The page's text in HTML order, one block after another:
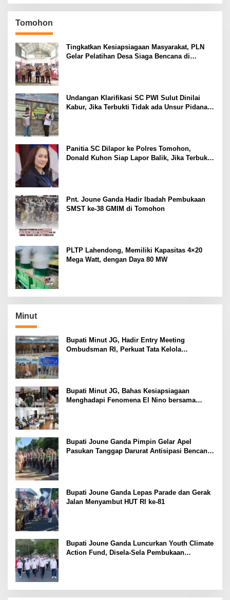
Tomohon
Tingkatkan Kesiapsiagaan Masyarakat, PLN
Gelar Pelatihan Desa Siaga Bencana di
Undangan Klarifikasi SC PWI Sulut Dinilai
Kabur, Jika Terbukti Tidak ada Unsur Pidana
Panitia SC Dilapor ke Polres Tomohon,
Donald Kuhon Siap Lapor Balik, Jika Terbukti
Pnt. Joune Ganda Hadir Ibadah Pembukaan
SMST ke-38 GMIM di Tomohon
PLTP Lahendong, Memiliki Kapasitas 4×20
Mega Watt, dengan Daya 80 MW
Minut
Bupati Minut JG, Hadir Entry Meeting
Ombudsman RI, Perkuat Tata Kelola
Bupati Minut JG, Bahas Kesiapsiagaan
Menghadapi Fenomena El Nino bersama
Bupati Joune Ganda Pimpin Gelar Apel
Pasukan Tanggap Darurat Antisipasi Bencana
Bupati Joune Ganda Lepas Parade dan Gerak
Jalan Menyambut HUT RI ke-81
Bupati Joune Ganda Luncurkan Youth Climate
Action Fund, Disela-Sela Pembukaan